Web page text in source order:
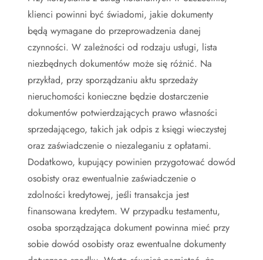
klienci powinni być świadomi, jakie dokumenty
będą wymagane do przeprowadzenia danej
czynności. W zależności od rodzaju usługi, lista
niezbędnych dokumentów może się różnić. Na
przykład, przy sporządzaniu aktu sprzedaży
nieruchomości konieczne będzie dostarczenie
dokumentów potwierdzających prawo własności
sprzedającego, takich jak odpis z księgi wieczystej
oraz zaświadczenie o niezaleganiu z opłatami.
Dodatkowo, kupujący powinien przygotować dowód
osobisty oraz ewentualnie zaświadczenie o
zdolności kredytowej, jeśli transakcja jest
finansowana kredytem. W przypadku testamentu,
osoba sporządzająca dokument powinna mieć przy
sobie dowód osobisty oraz ewentualne dokumenty